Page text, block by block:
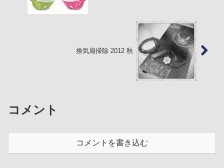
換気扇掃除 2012 秋
コメント
コメントを書き込む